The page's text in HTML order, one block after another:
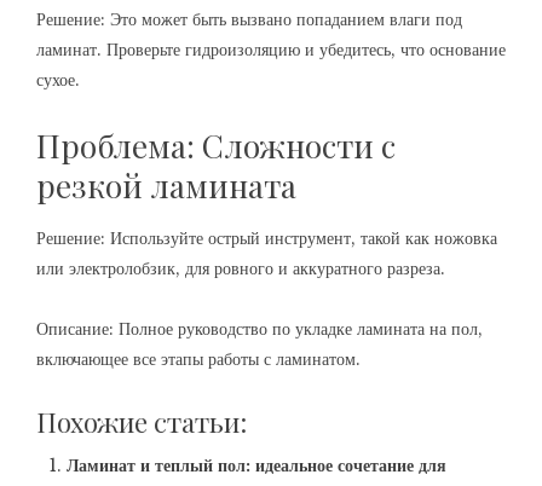
Решение: Это может быть вызвано попаданием влаги под
ламинат. Проверьте гидроизоляцию и убедитесь, что основание
сухое.
Проблема: Сложности с
резкой ламината
Решение: Используйте острый инструмент, такой как ножовка
или электролобзик, для ровного и аккуратного разреза.
Описание: Полное руководство по укладке ламината на пол,
включающее все этапы работы с ламинатом.
Похожие статьи:
Ламинат и теплый пол: идеальное сочетание для